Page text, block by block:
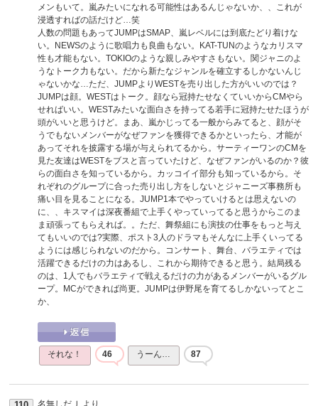
メンもいて。嵐みたいになれる可能性はあるんじゃないか、、これが
浸透すればの話だけど…笑
人数の問題もあってJUMPはSMAP、嵐レベルには到底たどり着けな
い。NEWSのように歌唱力も良曲もない。KAT-TUNのようなカリスマ
性も才能もない。TOKIOのような親しみやすさもない。関ジャニのよ
うなトーク力もない。だから新たなジャンルを確立するしかないんじ
ゃないかな…ただ、JUMPよりWESTを売り出した方がいいのでは？
JUMPは顔。WESTはトーク。顔なら冠持たせなくていいからCMやら
せればいい。WESTみたいな面白さを持ってる若手に冠持たせたほうが
頭がいいと思うけど。まあ、嵐かじってる一般からみてると、顔がそ
うでもないメンバーがなぜファンを獲得できるかといったら、才能が
あってそれを披露する場が与えられてるから。サーティーワンのCMを
見た友達はWESTをブスと言っていたけど、なぜファンがいるのか？彼
らの面白さを知っているから。カッコイイ部分も知っているから。そ
れぞれのグループに合った売り出し方をしないとジャニーズ事務所も
痛い目を見ることになる。JUMP1本でやっていけるとは思えないの
に、、キスマイは深夜番組で上手くやっていってると思うからこのま
ま頑張ってもらえれば。。ただ、舞祭組にも演技の仕事をもっと与え
てもいいのでは?実際、ポスト3人のドラマもそんなに上手くいってる
ようには感じられないのだから。コンサート、舞台、バラエティでは
活躍できるだけの力はあるし、これから期待できると思う。結局残る
のは、1人でもバラエティで戦えるだけの力があるメンバーがいるグル
ープ。MCができれば尚更。JUMPは伊野尾を育てるしかないってとこ
か、
それな！ 46 うーん… 87
名無しだＪ より